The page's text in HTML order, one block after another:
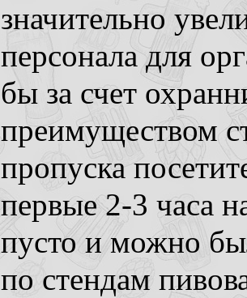
значительно
персонала для
бы за счет
преимуществом
пропуска
первые 2-3 часа
пусто и можно
по стендам